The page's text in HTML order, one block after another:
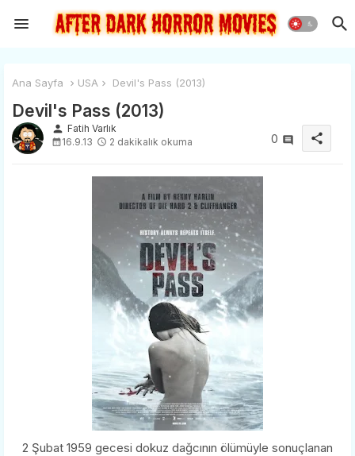
Ana Sayfa USA Devil's Pass (2013)
Devil's Pass (2013)
person Fatih Varlık
16.9.13
2 dakikalık okuma 0 share
2 Şubat 1959 gecesi dokuz dağcının ölümüyle sonuçlanan